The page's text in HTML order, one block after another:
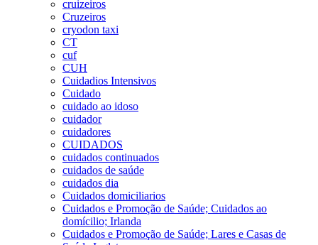
cruizeiros
Cruzeiros
cryodon taxi
CT
cuf
CUH
Cuidadios Intensivos
Cuidado
cuidado ao idoso
cuidador
cuidadores
CUIDADOS
cuidados continuados
cuidados de saúde
cuidados dia
Cuidados domiciliarios
Cuidados e Promoção de Saúde; Cuidados ao
domícilio; Irlanda
Cuidados e Promoção de Saúde; Lares e Casas de